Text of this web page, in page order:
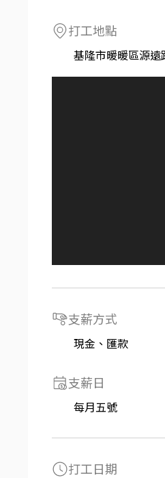
打工地點
基隆市暖暖區源
支薪方式
現金、匯款
支薪日
每月五號
打工日期